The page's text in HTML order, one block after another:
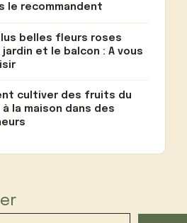
le recommandent
belles fleurs roses
jardin et le balcon : A vous
cultiver des fruits du
à la maison dans des